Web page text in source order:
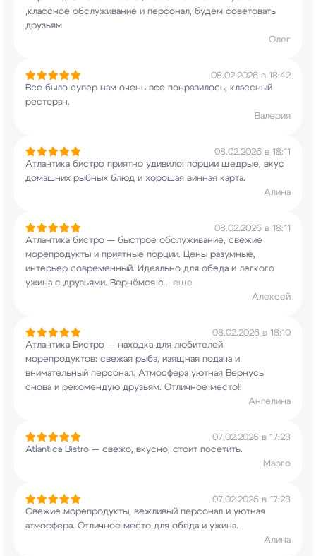
,классное обслуживание и персонал, будем советовать
друзьям
Олег
08.02.2026 в 18:42
Все было супер нам очень все понравилось, классный
ресторан.
Валерия
08.02.2026 в 18:11
Атлантика бистро приятно удивило: порции щедрые, вкус
домашних рыбных блюд и хорошая винная карта.
Алина
08.02.2026 в 18:11
Атлантика бистро — быстрое обслуживание, свежие
морепродукты и приятные порции. Цены разумные,
интерьер современный. Идеально для обеда и легкого
ужина с друзьями. Вернёмся с... еще
Алексей
08.02.2026 в 18:10
Атлантика Бистро — находка для любителей
морепродуктов: свежая рыба, изящная подача и
внимательный персонал. Атмосфера уютная Вернусь
снова и рекомендую друзьям. Отличное место!!
Ангелина
07.02.2026 в 17:28
Atlantica Bistro — свежо, вкусно, стоит посетить.
Марго
07.02.2026 в 17:28
Свежие морепродукты, вежливый персонал и уютная
атмосфера. Отличное место для обеда и ужина.
Алина